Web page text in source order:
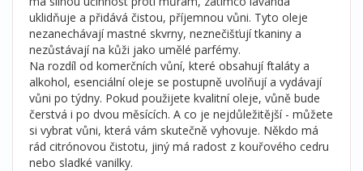
uklidňuje a přidává čistou, příjemnou vůni. Tyto oleje
nezanechávají mastné skvrny, neznečišťují tkaniny a
nezůstávají na kůži jako umělé parfémy.
Na rozdíl od komerčních vůní, které obsahují ftaláty a
alkohol, esenciální oleje se postupně uvolňují a vydávají
vůni po týdny. Pokud použijete kvalitní oleje, vůně bude
čerstvá i po dvou měsících. A co je nejdůležitější - můžete
si vybrat vůni, která vám skutečně vyhovuje. Někdo má
rád citrónovou čistotu, jiný má radost z kouřového cedru
nebo sladké vanilky.